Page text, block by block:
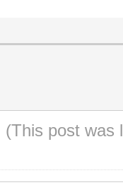
(This post was